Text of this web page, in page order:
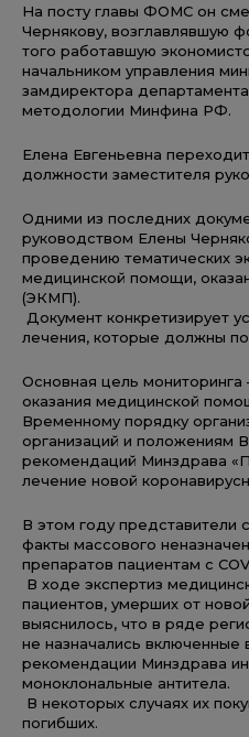
На посту главы ФОМС он
Чернякову, возглавлявшую
того работавшую
начальником управления
замдиректора
методологии Минфина РФ.
Елена Евгеньевна
должности заместителя
Одними из последних
руководством Елены
проведению тематических
медицинской помощи,
(ЭКМП).
Документ конкретизирует
лечения, которые должны
Основная цель
оказания медицинской
Временному порядку
организаций и положениям
рекомендаций Минздрава
лечение новой
В этом году представители
факты массового
препаратов пациентам с
В ходе экспертиз
пациентов, умерших от
выяснилось, что в ряде
не назначались включенные
рекомендации Минздрава
моноклональные антитела.
В некоторых случаях их
погибших.